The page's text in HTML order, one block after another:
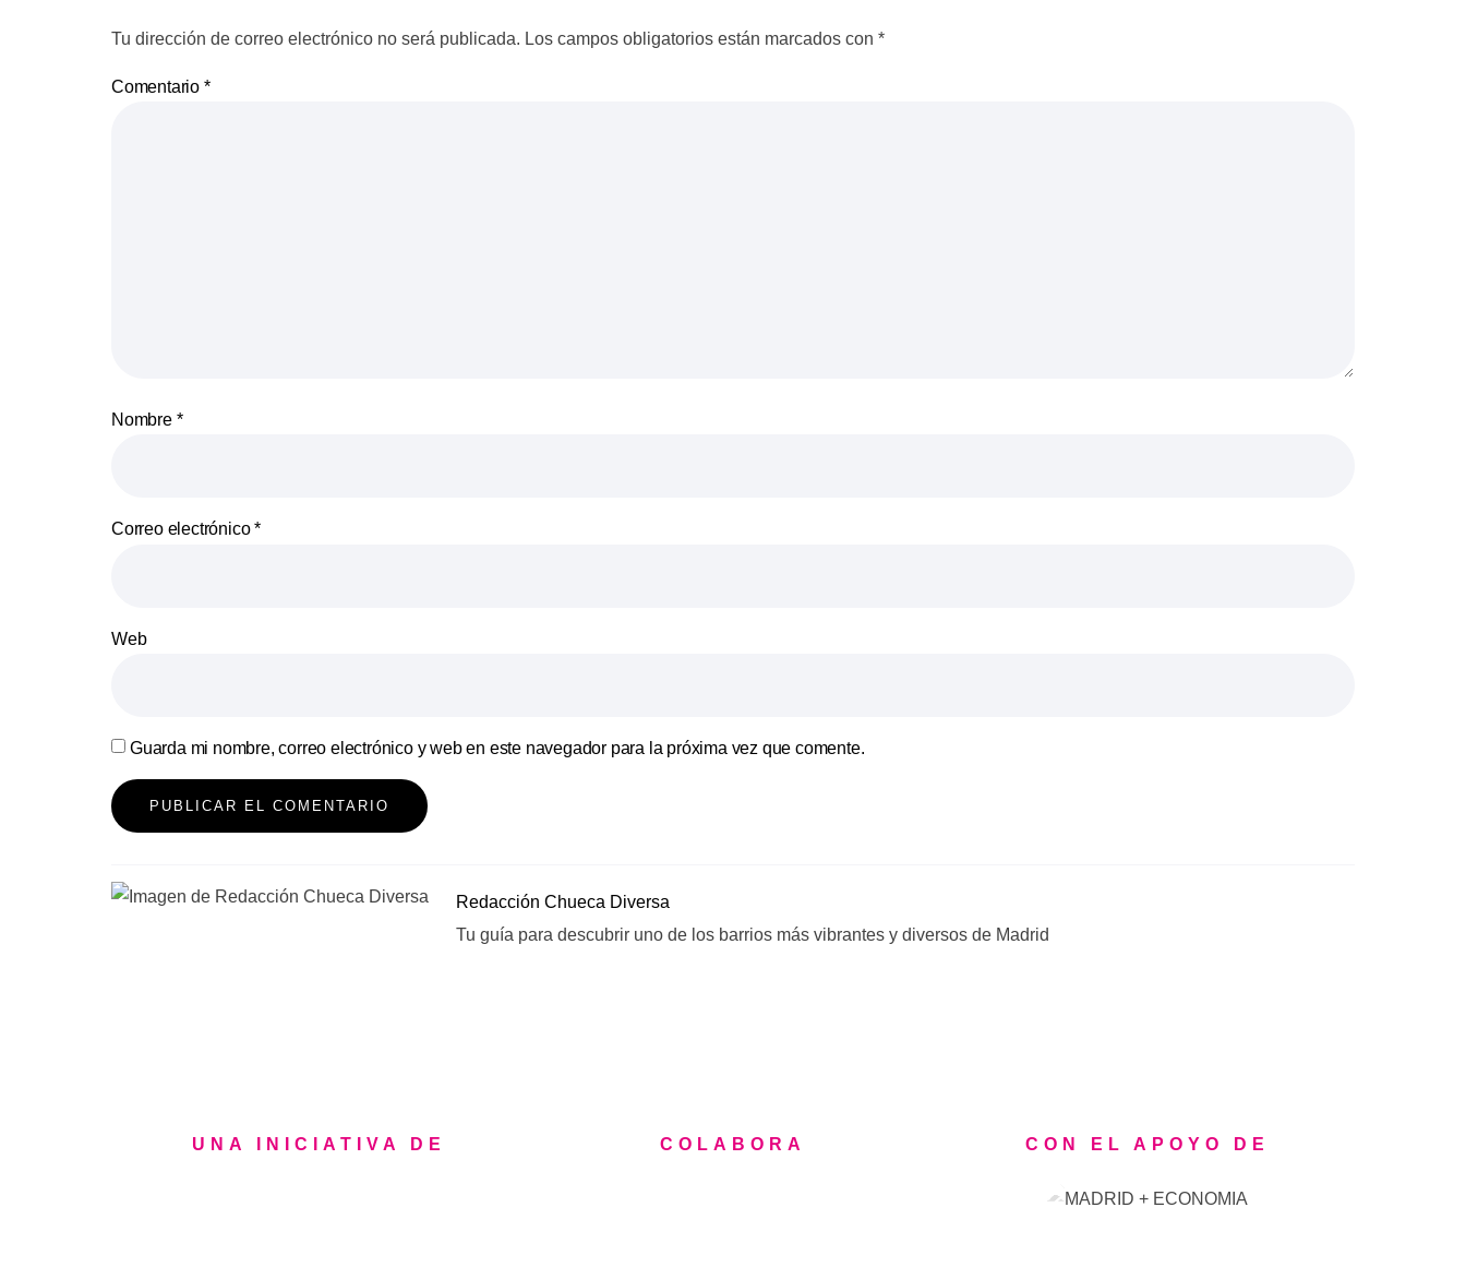
Tu dirección de correo electrónico no será publicada. Los campos obligatorios están marcados con *
Comentario *
Nombre *
Correo electrónico*
Web
Guarda mi nombre, correo electrónico y web en este navegador para la próxima vez que comente.
Redacción Chueca Diversa
Tu guía para descubrir uno de los barrios más vibrantes y diversos de Madrid
UNA INICIATIVA DE COLABORA CON EL APOYO DE